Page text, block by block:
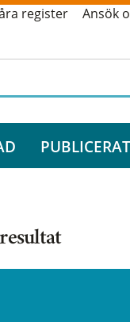
register Ansök
PUBLICERAT